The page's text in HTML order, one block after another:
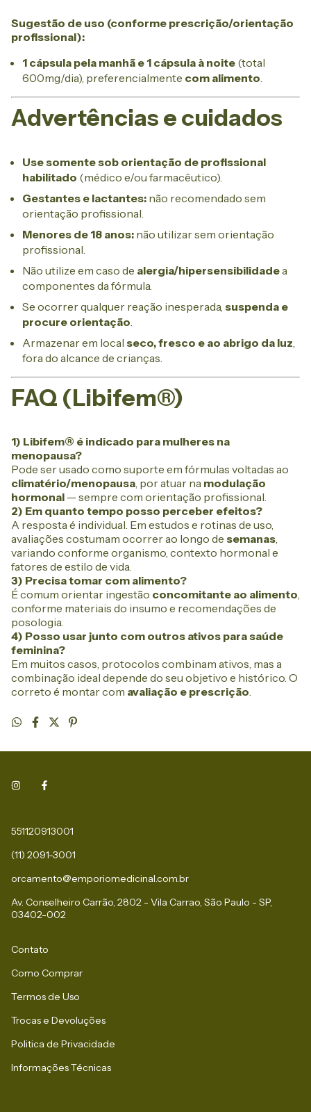
Sugestão de uso (conforme prescrição/orientação
profissional):
1 cápsula pela manhã e 1 cápsula à noite (total
600mg/dia), preferencialmente com alimento.
Advertências e cuidados
Use somente sob orientação de profissional
habilitado (médico e/ou farmacêutico).
Gestantes e lactantes: não recomendado sem
orientação profissional.
Menores de 18 anos: não utilizar sem orientação
profissional.
Não utilize em caso de alergia/hipersensibilidadea
componentes da fórmula.
Se ocorrer qualquer reação inesperada, suspenda e
procure orientação.
Armazenar em local seco, fresco e ao abrigo da luz,
fora do alcance de crianças.
FAQ (Libifem®)
1) Libifem® é indicado para mulheres na
menopausa?
Pode ser usado como suporte em fórmulas voltadas ao
climatério/menopausa, por atuar na modulação
hormonal — sempre com orientação profissional.
2) Em quanto tempo posso perceber efeitos?
A resposta é individual. Em estudos e rotinas de uso,
avaliações costumam ocorrer ao longo de semanas,
variando conforme organismo, contexto hormonal e
fatores de estilo de vida.
3) Precisa tomar com alimento?
É comum orientar ingestão concomitante ao alimento,
conforme materiais do insumo e recomendações de
posologia.
4) Posso usar junto com outros ativos para saúde
feminina?
Em muitos casos, protocolos combinam ativos, mas a
combinação ideal depende do seu objetivo e histórico. O
correto é montar com avaliação e prescrição.
551120913001
(11) 2091-3001
orcamento@emporiomedicinal.com.br
Av. Conselheiro Carrão, 2802 - Vila Carrao, São Paulo - SP,
03402-002
Contato
Como Comprar
Termos de Uso
Trocas e Devoluções
Politica de Privacidade
Informações Técnicas